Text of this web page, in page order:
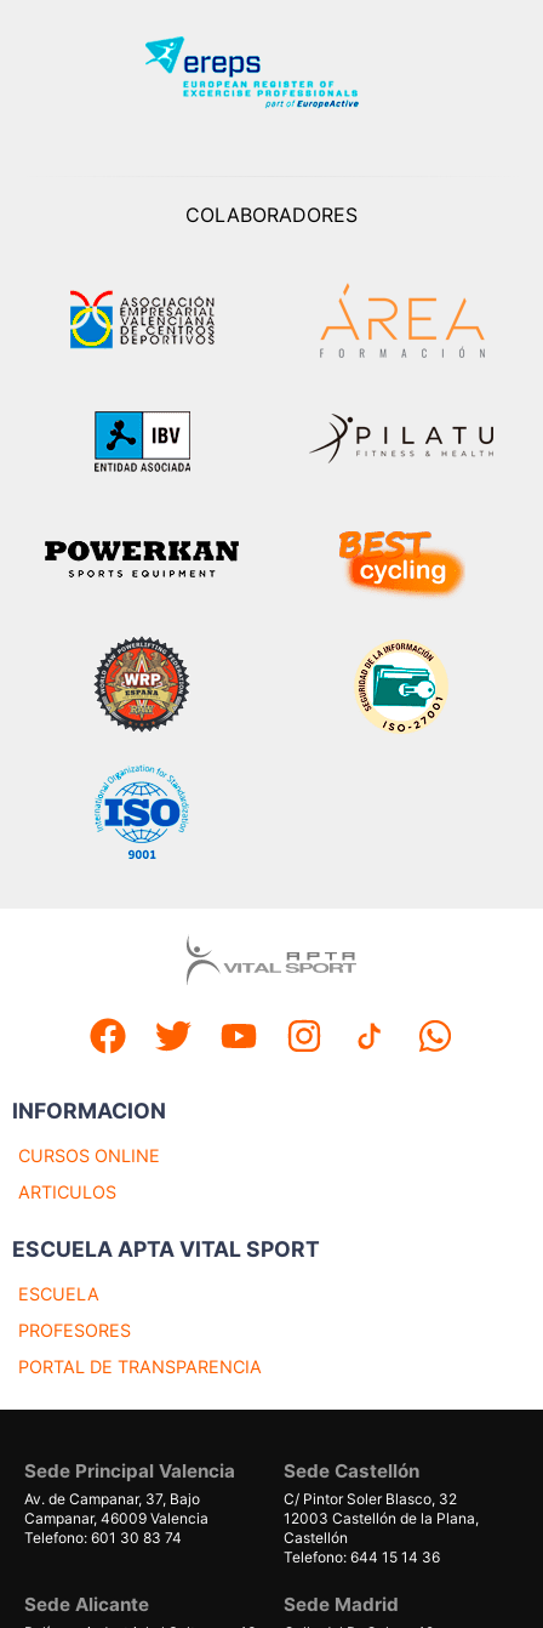
COLABORADORES
INFORMACION
CURSOS ONLINE
ARTICULOS
ESCUELA APTA VITAL SPORT
ESCUELA
PROFESORES
PORTAL DE TRANSPARENCIA
Sede Principal Valencia
Av. de Campanar, 37, Bajo
Campanar, 46009 Valencia
Telefono: 601 30 83 74
Sede Castellón
C/ Pintor Soler Blasco, 32
12003 Castellón de la Plana,
Castellón
Telefono: 644 15 14 36
Sede Alicante Sede Madrid